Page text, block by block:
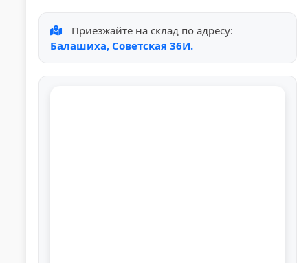
Приезжайте на склад по адресу:
Балашиха, Советская 36И.